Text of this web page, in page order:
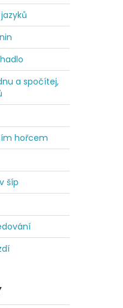
a spočítej,
hořcem
šíp